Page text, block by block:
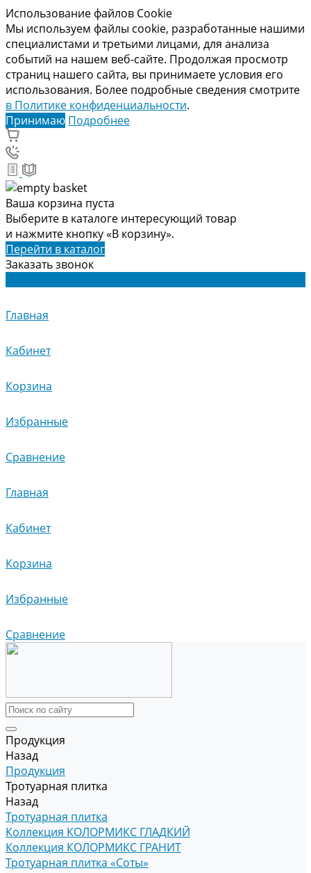
Использование файлов Cookie
Мы используем файлы cookie, разработанные нашими
специалистами и третьими лицами, для анализа
событий на нашем веб-сайте. Продолжая просмотр
страниц нашего сайта, вы принимаете условия его
использования. Более подробные сведения смотрите
в Политике конфиденциальности.
Принимаю Подробнее
Ваша корзина пуста
Выберите в каталоге интересующий товар
и нажмите кнопку «В корзину».
Перейти в каталог
Заказать звонок
Главная
Кабинет
Корзина
Избранные
Сравнение
Главная
Кабинет
Корзина
Избранные
Сравнение
Продукция
Назад
Продукция
Тротуарная плитка
Назад
Тротуарная плитка
Коллекция КОЛОРМИКС ГЛАДКИЙ
Коллекция КОЛОРМИКС ГРАНИТ
Тротуарная плитка «Соты»